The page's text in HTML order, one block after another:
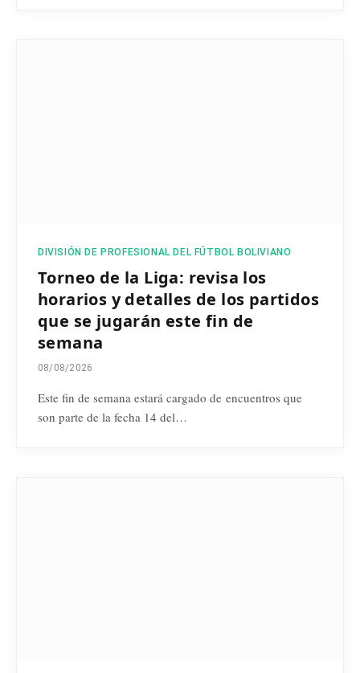
DIVISIÓN DE PROFESIONAL DEL FÚTBOL BOLIVIANO
Torneo de la Liga: revisa los
horarios y detalles de los partidos
que se jugarán este fin de
semana
08/08/2026
Este fin de semana estará cargado de encuentros que
son parte de la fecha 14 del…